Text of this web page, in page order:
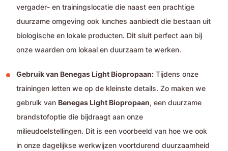
vergader- en trainingslocatie die naast een prachtige
duurzame omgeving ook lunches aanbiedt die bestaan uit
biologische en lokale producten. Dit sluit perfect aan bij
onze waarden om lokaal en duurzaam te werken.
Gebruik van Benegas Light Biopropaan: Tijdens onze
trainingen letten we op de kleinste details. Zo maken we
gebruik van Benegas Light Biopropaan, een duurzame
brandstofoptie die bijdraagt aan onze
milieudoelstellingen. Dit is een voorbeeld van hoe we ook
in onze dagelijkse werkwijzen voortdurend duurzaamheid